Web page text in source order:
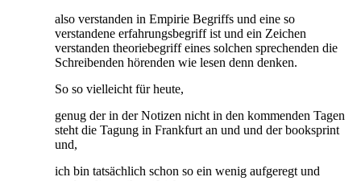
also verstanden in Empirie Begriffs und eine so
verstandene erfahrungsbegriff ist und ein Zeichen
verstanden theoriebegriff eines solchen sprechenden die
Schreibenden hörenden wie lesen denn denken.
So so vielleicht für heute,
genug der in der Notizen nicht in den kommenden Tagen
steht die Tagung in Frankfurt an und und der booksprint
und,
ich bin tatsächlich schon so ein wenig aufgeregt und